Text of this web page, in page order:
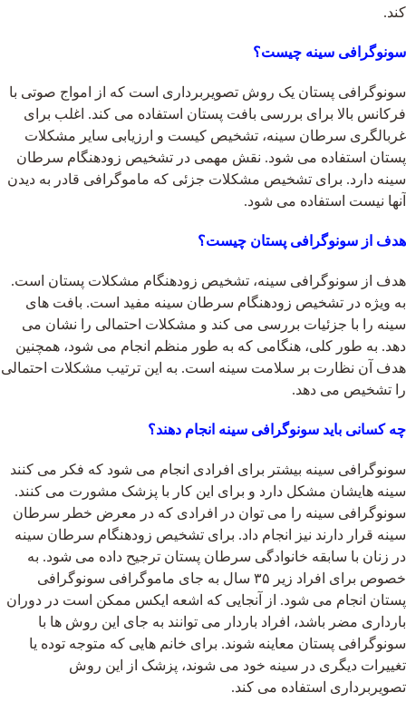
کند.
سونوگرافی سینه چیست؟
سونوگرافی پستان یک روش تصویربرداری است که از امواج صوتی با
فرکانس بالا برای بررسی بافت پستان استفاده می کند. اغلب برای
غربالگری سرطان سینه، تشخیص کیست و ارزیابی سایر مشکلات
پستان استفاده می شود. نقش مهمی در تشخیص زودهنگام سرطان
سینه دارد. برای تشخیص مشکلات جزئی که ماموگرافی قادر به دیدن
آنها نیست استفاده می شود.
هدف از سونوگرافی پستان چیست؟
هدف از سونوگرافی سینه، تشخیص زودهنگام مشکلات پستان است.
به ویژه در تشخیص زودهنگام سرطان سینه مفید است. بافت های
سینه را با جزئیات بررسی می کند و مشکلات احتمالی را نشان می
دهد. به طور کلی، هنگامی که به طور منظم انجام می شود، همچنین
هدف آن نظارت بر سلامت سینه است. به این ترتیب مشکلات احتمالی
را تشخیص می دهد.
چه کسانی باید سونوگرافی سینه انجام دهند؟
سونوگرافی سینه بیشتر برای افرادی انجام می شود که فکر می کنند
سینه هایشان مشکل دارد و برای این کار با پزشک مشورت می کنند.
سونوگرافی سینه را می توان در افرادی که در معرض خطر سرطان
سینه قرار دارند نیز انجام داد. برای تشخیص زودهنگام سرطان سینه
در زنان با سابقه خانوادگی سرطان پستان ترجیح داده می شود. به
خصوص برای افراد زیر ۳۵ سال به جای ماموگرافی سونوگرافی
پستان انجام می شود. از آنجایی که اشعه ایکس ممکن است در دوران
بارداری مضر باشد، افراد باردار می توانند به جای این روش ها با
سونوگرافی پستان معاینه شوند. برای خانم هایی که متوجه توده یا
تغییرات دیگری در سینه خود می شوند، پزشک از این روش
تصویربرداری استفاده می کند.